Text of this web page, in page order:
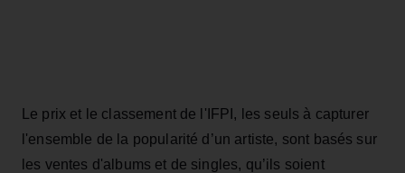
Le prix et le classement de l'IFPI, les seuls à capturer
l'ensemble de la popularité d’un artiste, sont basés sur
les ventes d'albums et de singles, qu’ils soient